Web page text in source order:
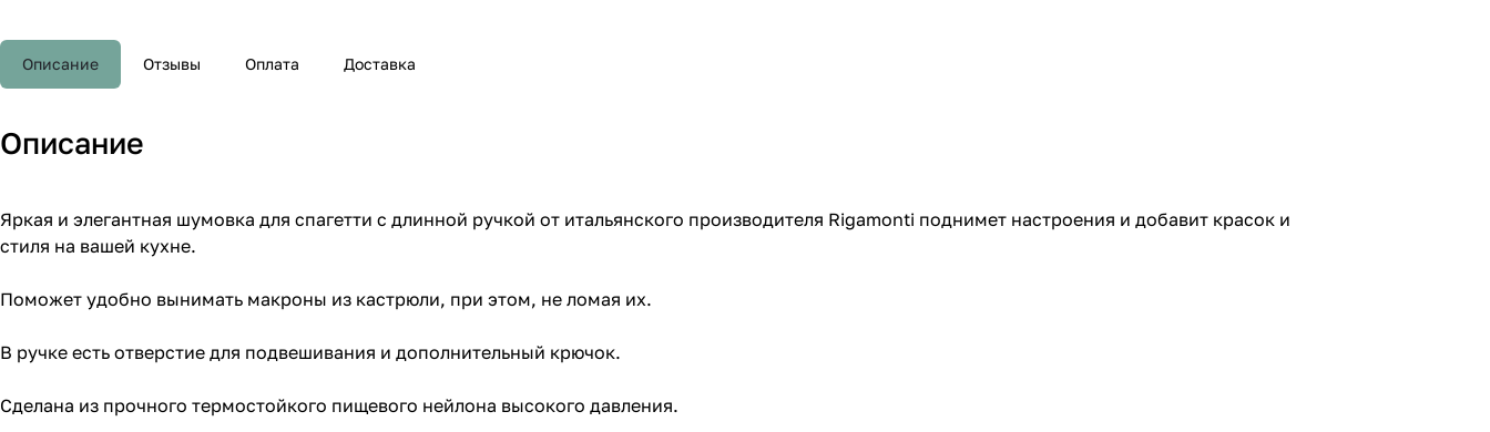
Описание Отзывы Оплата Доставка
Описание
Яркая и элегантная шумовка для спагетти с длинной ручкой от итальянского производителя Rigamonti поднимет настроения и добавит красок и
стиля на вашей кухне.
Поможет удобно вынимать макроны из кастрюли, при этом, не ломая их.
В ручке есть отверстие для подвешивания и дополнительный крючок.
Сделана из прочного термостойкого пищевого нейлона высокого давления.